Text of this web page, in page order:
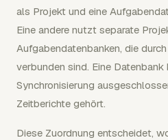
als Projekt und eine
Eine andere nutzt separate
Aufgabendatenbanken, die
verbunden sind. Eine Datenbank
Synchronisierung
Zeitberichte gehört.
Diese Zuordnung entscheidet,